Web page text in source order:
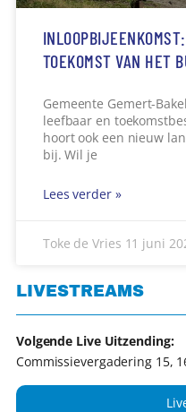
TOEKOMST VAN HET
Gemeente Gemert-
leefbaar en
hoort ook een nieuw
bij. Wil je
Lees verder »
Toke de Vries 11 juni
LIVESTREAMS
Volgende Live Uitzending:
Commissievergadering 15,